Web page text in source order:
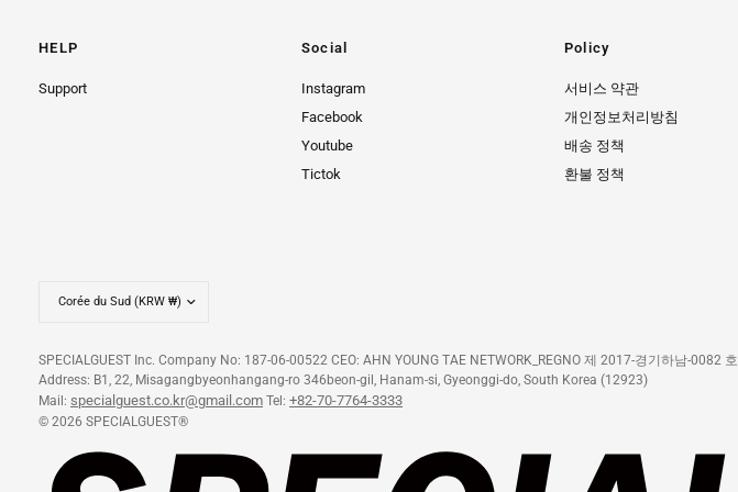
HELP
Support
Social
Instagram
Facebook
Youtube
Tictok
Policy
서비스 약관
개인정보처리방침
배송 정책
환불 정책
SPECIALGUEST Inc. Company No: 187-06-00522 CEO: AHN YOUNG TAE NETWORK_REGNO 제 2017-경기하남-0082 호
Address: B1, 22, Misagangbyeonhangang-ro 346beon-gil, Hanam-si, Gyeonggi-do, South Korea (12923)
Mail:specialguest.co.kr@gmail.com Tel:+82-70-7764-3333
© 2026 SPECIALGUEST®